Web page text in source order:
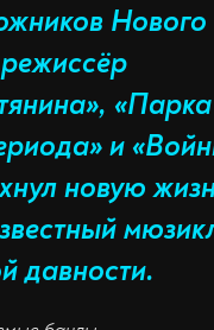
Нового
«Парка
и
новую
давности.